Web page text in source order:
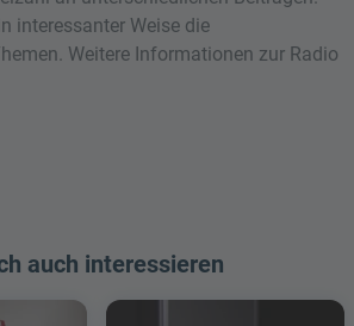
interessanter Weise die
Weitere Informationen zur Radio
auch interessieren